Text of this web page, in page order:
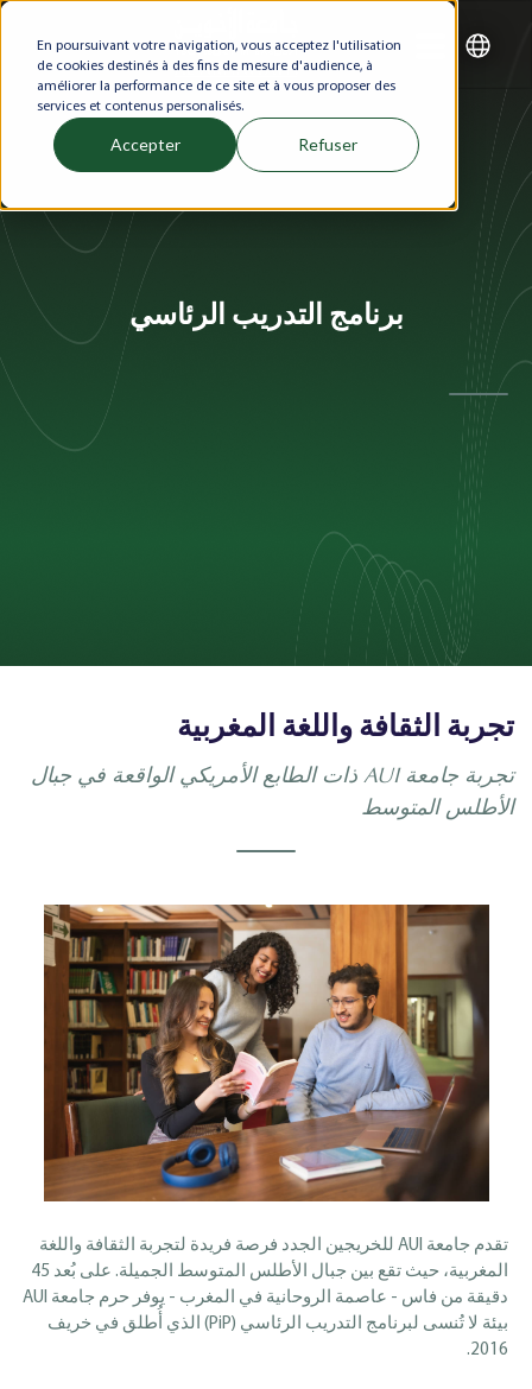
En poursuivant votre navigation, vous acceptez l'utilisation
de cookies destinés à des fins de mesure d'audience, à
améliorer la performance de ce site et à vous proposer des
services et contenus personalisés.
Accepter Refuser
برنامج التدريب الرئاسي
تجربة الثقافة واللغة المغربية
تجربة جامعة AUI ذات الطابع الأمريكي الواقعة في جبال
الأطلس المتوسط
تقدم جامعة AUI للخريجين الجدد فرصة فريدة لتجربة الثقافة واللغة
المغربية، حيث تقع بين جبال الأطلس المتوسط الجميلة. على بُعد 45
دقيقة من فاس - عاصمة الروحانية في المغرب - يوفر حرم جامعة AUI
بيئة لا تُنسى لبرنامج التدريب الرئاسي (PiP) الذي أُطلق في خريف
2016.